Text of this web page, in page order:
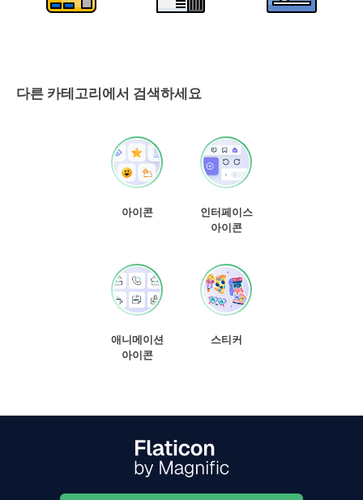
다른 카테고리에서 검색하세요
아이콘
인터페이스
아이콘
애니메이션
아이콘
스티커